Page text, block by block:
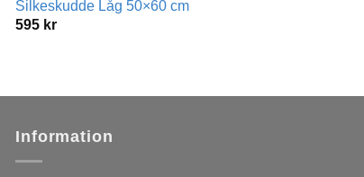
Silkeskudde Låg 50×60 cm
595 kr
Information